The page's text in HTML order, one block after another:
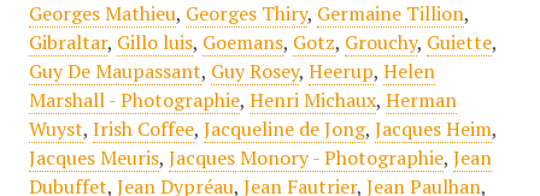
Georges Mathieu, Georges Thiry, Germaine Tillion,
Gibraltar, Gillo luis, Goemans, Gotz, Grouchy, Guiette,
Guy De Maupassant, Guy Rosey, Heerup, Helen
Marshall - Photographie, Henri Michaux, Herman
Wuyst, Irish Coffee, Jacqueline de Jong, Jacques Heim,
Jacques Meuris, Jacques Monory - Photographie, Jean
Dubuffet, Jean Dypréau, Jean Fautrier, Jean Paulhan,